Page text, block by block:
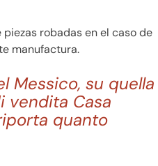
robadas en el caso de
manufactura.
Messico, su quella
vendita Casa
quanto